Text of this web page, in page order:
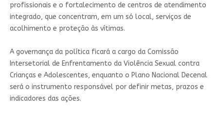
profissionais e o fortalecimento de centros de atendimento
integrado, que concentram, em um só local, serviços de
acolhimento e proteção às vítimas.
A governança da política ficará a cargo da Comissão
Intersetorial de Enfrentamento da Violência Sexual contra
Crianças e Adolescentes, enquanto o Plano Nacional Decenal
será o instrumento responsável por definir metas, prazos e
indicadores das ações.